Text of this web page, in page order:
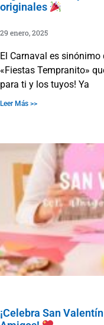
originales
29 enero, 2025
El Carnaval es sinónimo
«Fiestas Tempranito»
para ti y los tuyos! Ya
Leer Más >>
¡Celebra San